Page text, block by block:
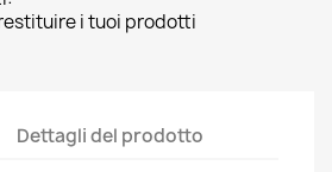
i tuoi prodotti
Dettagli del prodotto